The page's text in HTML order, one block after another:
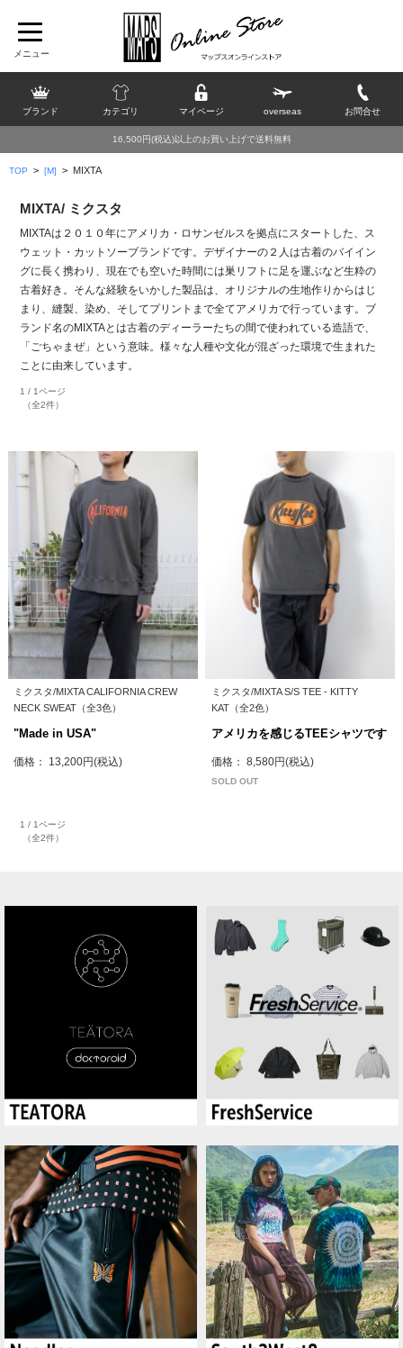
ブランド カテゴリ マイページ overseas お問合せ
16,500円(税込)以上のお買い上げで送料無料
TOP > [M] > MIXTA
MIXTA/ ミクスタ
MIXTAは２０１０年にアメリカ・ロサンゼルスを拠点にスタートした、ス
ウェット・カットソーブランドです。デザイナーの２人は古着のバイイン
グに長く携わり、現在でも空いた時間には巣リフトに足を運ぶなど生粋の
古着好き。そんな経験をいかした製品は、オリジナルの生地作りからはじ
まり、縫製、染め、そしてプリントまで全てアメリカで行っています。ブ
ランド名のMIXTAとは古着のディーラーたちの間で使われている造語で、
「ごちゃまぜ」という意味。様々な人種や文化が混ざった環境で生まれた
ことに由来しています。
1 / 1ページ
（全2件）
ミクスタ/MIXTA CALIFORNIA CREW
NECK SWEAT（全3色）
"Made in USA"
価格： 13,200円(税込)
ミクスタ/MIXTA S/S TEE - KITTY
KAT（全2色）
アメリカを感じるTEEシャツです
価格： 8,580円(税込)
SOLD OUT
1 / 1ページ
（全2件）